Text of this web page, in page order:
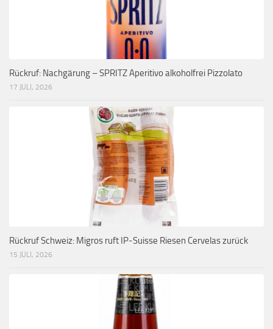
Rückruf: Nachgärung – SPRITZ Aperitivo alkoholfrei Pizzolato
17 JULI, 2026
Rückruf Schweiz: Migros ruft IP-Suisse Riesen Cervelas zurück
15 JULI, 2026